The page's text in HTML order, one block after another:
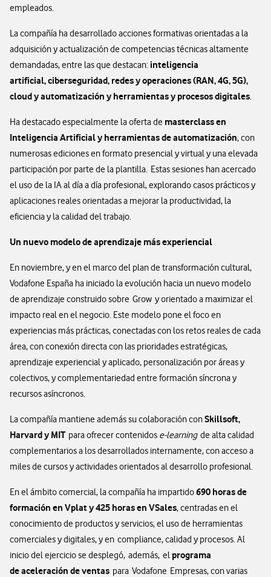
empleados.
La compañía ha desarrollado acciones formativas orientadas a la
adquisición y actualización de competencias técnicas altamente
demandadas, entre las que destacan: inteligencia
artificial, ciberseguridad, redes y operaciones (RAN, 4G, 5G),
cloud y automatización y herramientas y procesos digitales.
Ha destacado especialmente la oferta de masterclass en
Inteligencia Artificial y herramientas de automatización, con
numerosas ediciones en formato presencial y virtual y una elevada
participación por parte de la plantilla. Estas sesiones han acercado
el uso de la IA al día a día profesional, explorando casos prácticos y
aplicaciones reales orientadas a mejorar la productividad, la
eficiencia y la calidad del trabajo.
Un nuevo modelo de aprendizaje más experiencial
En noviembre, y en el marco del plan de transformación cultural,
Vodafone España ha iniciado la evolución hacia un nuevo modelo
de aprendizaje construido sobre Grow y orientado a maximizar el
impacto real en el negocio. Este modelo pone el foco en
experiencias más prácticas, conectadas con los retos reales de cada
área, con conexión directa con las prioridades estratégicas,
aprendizaje experiencial y aplicado, personalización por áreas y
colectivos, y complementariedad entre formación síncrona y
recursos asíncronos.
La compañía mantiene además su colaboración conSkillsoft,
Harvard y MITpara ofrecer contenidos e-learningde alta calidad
complementarios a los desarrollados internamente, con acceso a
miles de cursos y actividades orientados al desarrollo profesional.
En el ámbito comercial, la compañía ha impartido690 horas de
formación en Vplat y 425 horas en VSales, centradas en el
conocimiento de productos y servicios, el uso de herramientas
comerciales y digitales, y en compliance, calidad y procesos. Al
inicio del ejercicio se desplegó, además, el programa
de aceleración de ventas para Vodafone Empresas, con varias